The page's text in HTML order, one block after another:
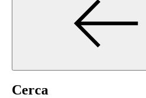
Cerca